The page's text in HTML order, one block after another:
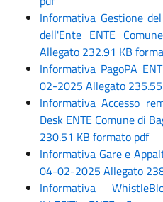
Informativa Gestione
dell'Ente ENTE
Allegato 232.91 KB
Informativa PagoPA
02-2025 Allegato
Informativa Accesso
Desk ENTE Comune di
230.51 KB formato pdf
Informativa Gare e
04-02-2025 Allegato
Informativa